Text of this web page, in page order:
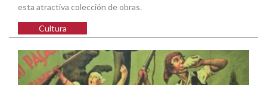
esta atractiva colección de obras.
Cultura